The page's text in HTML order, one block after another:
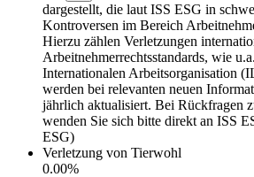
dargestellt, die laut ISS ESG in
Kontroversen im Bereich
Hierzu zählen Verletzungen
Arbeitnehmerrechtsstandards, wie
Internationalen Arbeitsorganisation
werden bei relevanten neuen
jährlich aktualisiert. Bei Rückfragen
wenden Sie sich bitte direkt an ISS
ESG)
Verletzung von Tierwohl
0.00%